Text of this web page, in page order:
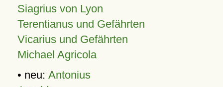
Siagrius von Lyon
Terentianus und Gefährten
Vicarius und Gefährten
Michael Agricola
• neu: Antonius